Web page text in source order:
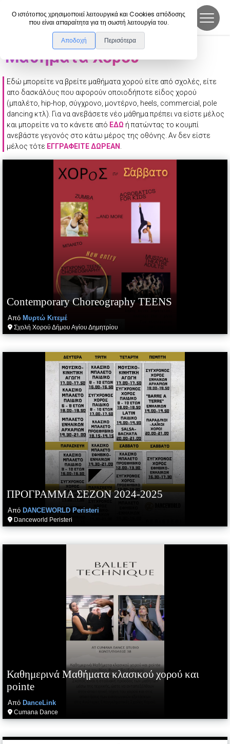
Ο ιστότοπος χρησιμοποιεί λειτουργικά και Cookies απόδοσης
που είναι απαραίτητα για τη σωστή λειτουργία του.
Αποδοχή Περισότερα
DanceLink
Μαθήματα Χορού
Εδώ μπορείτε να βρείτε μαθήματα χορού είτε από σχολές, είτε
απο δασκάλόυς που αφορούν οποιοδήποτε είδος χορού
(μπαλέτο, hip-hop, σύγχρονο, μοντέρνο, heels, commercial, pole
dancing κτλ). Για να ανεβάσετε νέο μάθημα πρέπει να είστε μέλος
και μπορείτε να το κάνετε από ΕΔΏ ή πατώντας το κουμπί
ανεβάστε γεγονός στο κάτω μέρος της οθόνης. Αν δεν είστε
μέλος τότε ΕΓΓΡΑΦΕΊΤΕ ΔΩΡΕΆΝ .
Contemporary Choreography TEENS
Από Μυρτώ Κιτεμέ
Σχολή Χορού Δήμου Αγίου Δημητρίου
ΠΡΟΓΡΑΜΜΑ ΣΕΖΟΝ 2024-2025
Από DANCEWORLD Peristeri
Danceworld Peristeri
Καθημερινά Μαθήματα κλασικού χορού και
pointe
Από DanceLink
Cumana Dance